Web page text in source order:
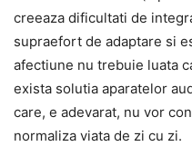
creeaza dificultati de
supraefort de adaptare si
afectiune nu trebuie luata
exista solutia aparatelor
care, e adevarat, nu vor
normaliza viata de zi cu zi.